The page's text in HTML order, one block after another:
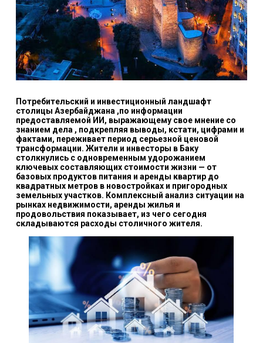
Потребительский и инвестиционный ландшафт
столицы Азербайджана ,по информации
предоставляемой ИИ, выражающему свое мнение со
знанием дела , подкрепляя выводы, кстати, цифрами и
фактами, переживает период серьезной ценовой
трансформации. Жители и инвесторы в Баку
столкнулись с одновременным удорожанием
ключевых составляющих стоимости жизни — от
базовых продуктов питания и аренды квартир до
квадратных метров в новостройках и пригородных
земельных участков. Комплексный анализ ситуации на
рынках недвижимости, аренды жилья и
продовольствия показывает, из чего сегодня
складываются расходы столичного жителя.